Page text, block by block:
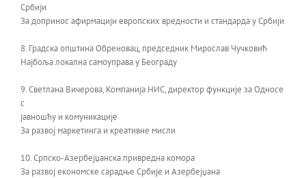
Србији
За допринос афирмацији европских вредности и стандарда у Србији
8. Градска општина Обреновац, председник Мирослав Чучковић
Најбоља локална самоуправа у Београду
9. Светлана Вичерова, Компанија НИС, директор функције за Односе
с
јавношћу и комуникације
За развој маркетинга и креативне мисли
10. Српско-Азербејџанска привредна комора
За развој економске сарадње Србије и Азербејџана